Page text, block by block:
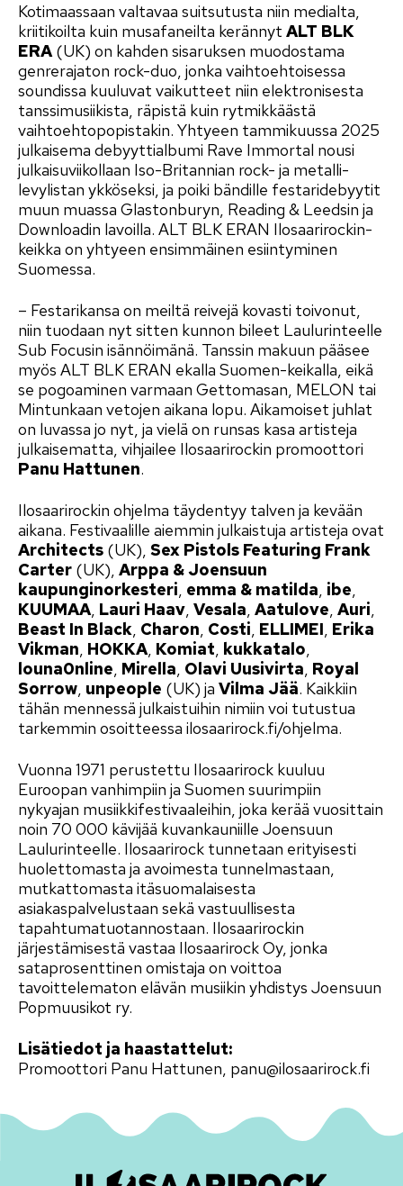
Kotimaassaan valtavaa suitsutusta niin medialta,
kriitikoilta kuin musafaneilta kerännyt ALT BLK
ERA(UK) on kahden sisaruksen muodostama
genrerajaton rock-duo, jonka vaihtoehtoisessa
soundissa kuuluvat vaikutteet niin elektronisesta
tanssimusiikista, räpistä kuin rytmikkäästä
vaihtoehtopopistakin. Yhtyeen tammikuussa 2025
julkaisema debyyttialbumi Rave Immortal nousi
julkaisuviikollaan Iso-Britannian rock- ja metalli-
levylistan ykköseksi, ja poiki bändille festaridebyytit
muun muassa Glastonburyn, Reading & Leedsin ja
Downloadin lavoilla. ALT BLK ERAN Ilosaarirockin-
keikka on yhtyeen ensimmäinen esiintyminen
Suomessa.
– Festarikansa on meiltä reivejä kovasti toivonut,
niin tuodaan nyt sitten kunnon bileet Laulurinteelle
Sub Focusin isännöimänä. Tanssin makuun pääsee
myös ALT BLK ERAN ekalla Suomen-keikalla, eikä
se pogoaminen varmaan Gettomasan, MELON tai
Mintunkaan vetojen aikana lopu. Aikamoiset juhlat
on luvassa jo nyt, ja vielä on runsas kasa artisteja
julkaisematta, vihjailee Ilosaarirockin promoottori
Panu Hattunen.
Ilosaarirockin ohjelma täydentyy talven ja kevään
aikana. Festivaalille aiemmin julkaistuja artisteja ovat
Architects (UK), Sex Pistols Featuring Frank
Carter (UK), Arppa & Joensuun
kaupunginorkesteri, emma & matilda, ibe,
KUUMAA, Lauri Haav, Vesala, Aatulove, Auri,
Beast In Black, Charon, Costi, ELLIMEI, Erika
Vikman, HOKKA, Komiat, kukkatalo,
louna0nline, Mirella, Olavi Uusivirta, Royal
Sorrow, unpeople (UK) ja Vilma Jää. Kaikkiin
tähän mennessä julkaistuihin nimiin voi tutustua
tarkemmin osoitteessa ilosaarirock.fi/ohjelma.
Vuonna 1971 perustettu Ilosaarirock kuuluu
Euroopan vanhimpiin ja Suomen suurimpiin
nykyajan musiikkifestivaaleihin, joka kerää vuosittain
noin 70 000 kävijää kuvankauniille Joensuun
Laulurinteelle. Ilosaarirock tunnetaan erityisesti
huolettomasta ja avoimesta tunnelmastaan,
mutkattomasta itäsuomalaisesta
asiakaspalvelustaan sekä vastuullisesta
tapahtumatuotannostaan. Ilosaarirockin
järjestämisestä vastaa Ilosaarirock Oy, jonka
sataprosenttinen omistaja on voittoa
tavoittelematon elävän musiikin yhdistys Joensuun
Popmuusikot ry.
Lisätiedot ja haastattelut:
Promoottori Panu Hattunen, panu@ilosaarirock.fi